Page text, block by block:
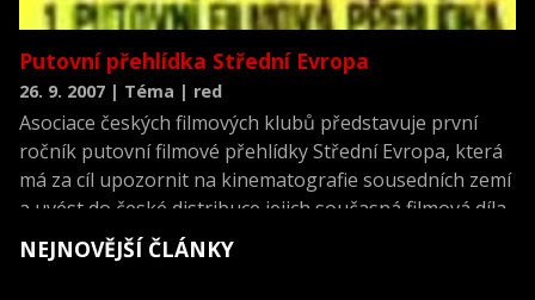
Putovní přehlídka Střední Evropa
26. 9. 2007 | Téma | red
Asociace českých filmových klubů představuje první
ročník putovní filmové přehlídky Střední Evropa, která
má za cíl upozornit na kinematografie sousedních zemí
a uvést do české distribuce jejich současná filmová díla
NEJNOVĚJŠÍ ČLÁNKY